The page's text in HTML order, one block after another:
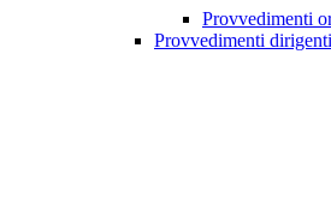
Provvedimenti
Provvedimenti